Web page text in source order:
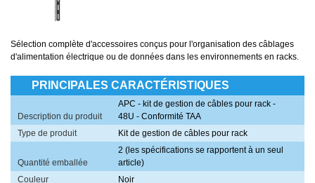
Sélection complète d'accessoires conçus pour l'organisation des câblages
d'alimentation électrique ou de données dans les environnements en racks.
PRINCIPALES CARACTÉRISTIQUES
Description du produit
APC - kit de gestion de câbles pour rack -
48U - Conformité TAA
Type de produit
Kit de gestion de câbles pour rack
Quantité emballée
2 (les spécifications se rapportent à un seul
article)
Couleur
Noir